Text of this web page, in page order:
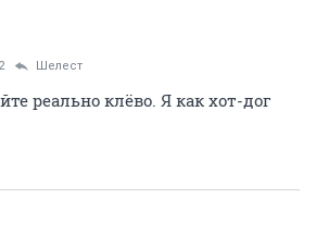
Шелест
реально клёво. Я как хот-дог